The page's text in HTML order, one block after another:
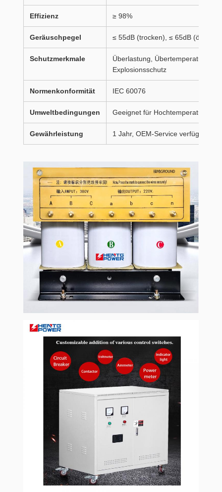
Effizienz ≥ 98%
Geräuschpegel ≤ 55dB (trocken), ≤ 65dB
Schutzmerkmale
Überlastung, Übertemperatur,
Explosionsschutz
Normenkonformität IEC 60076
Umweltbedingungen Geeignet für
Gewährleistung 1 Jahr, OEM-Service verfügbar